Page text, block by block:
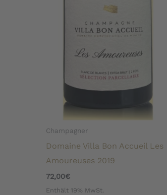
Champagner
Domaine Villa Bon Accueil Les
Amoureuses 2019
72,00€
Enthält 19% MwSt.